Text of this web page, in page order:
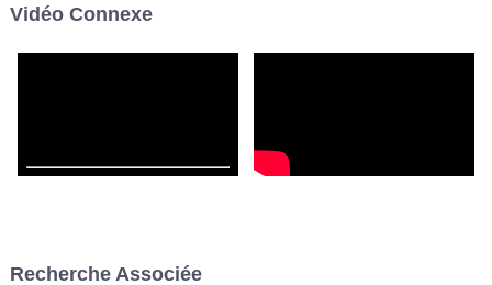
Vidéo Connexe
Recherche Associée